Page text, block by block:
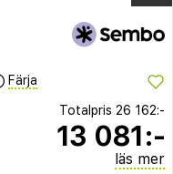
Färja
Totalpris 26 162:-
13 081:-
läs mer